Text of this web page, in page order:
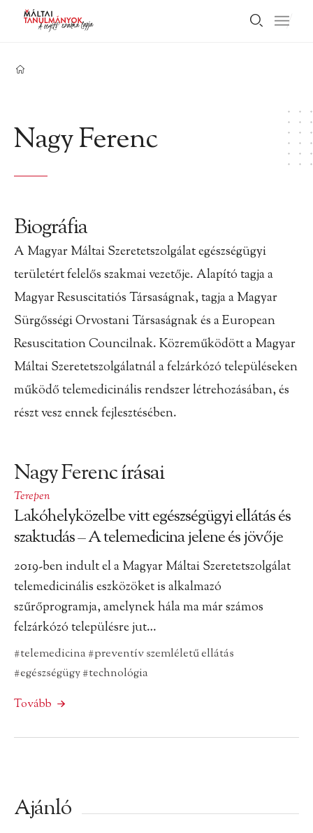
Nagy Ferenc
Biográfia
A Magyar Máltai Szeretetszolgálat egészségügyi
területért felelős szakmai vezetője. Alapító tagja a
Magyar Resuscitatiós Társaságnak, tagja a Magyar
Sürgősségi Orvostani Társaságnak és a European
Resuscitation Councilnak. Közreműködött a Magyar
Máltai Szeretetszolgálatnál a felzárkózó településeken
működő telemedicinális rendszer létrehozásában, és
részt vesz ennek fejlesztésében.
Nagy Ferenc írásai
Terepen
Lakóhelyközelbe vitt egészségügyi ellátás és
szaktudás – A telemedicina jelene és jövője
2019-ben indult el a Magyar Máltai Szeretetszolgálat
telemedicinális eszközöket is alkalmazó
szűrőprogramja, amelynek hála ma már számos
felzárkózó településre jut…
#telemedicina #preventív szemléletű ellátás
#egészségügy#technológia
Tovább
Ajánló